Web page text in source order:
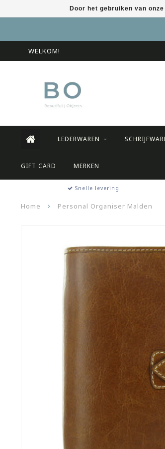
WELKOM!
LEDERWAREN
GIFT CARD MERKEN
Snelle levering
Home Personal Organiser Malden
Door het gebruiken van